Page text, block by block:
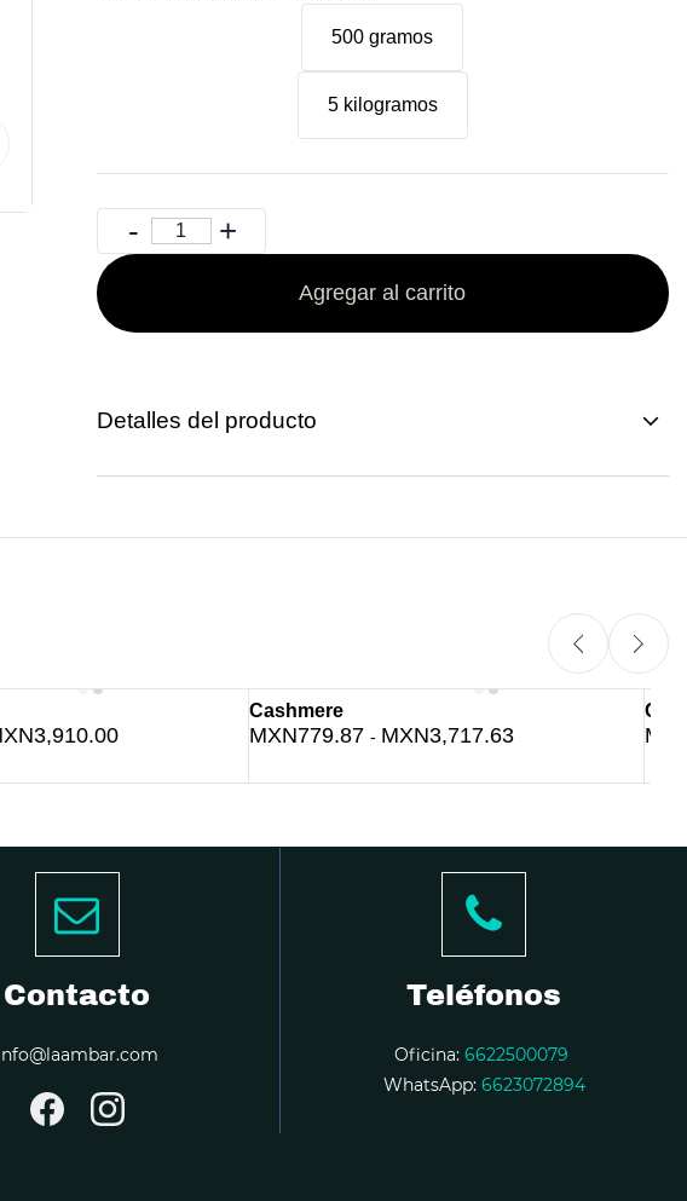
500 gramos
5 kilogramos
Agregar al carrito
Detalles del producto
Cashmere
MXN779.87- MXN3,717.63
Contacto Teléfonos
Oficina: 6622500079
WhatsApp: 6623072894